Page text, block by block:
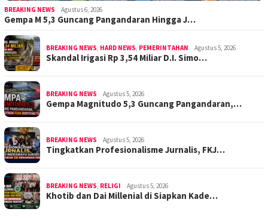
BREAKING NEWS Agustus 6, 2026
Gempa M 5,3 Guncang Pangandaran Hingga J…
BREAKING NEWS HARD NEWS PEMERINTAHAN Agustus 5, 2026
Skandal Irigasi Rp 3,54 Miliar D.I. Simo…
BREAKING NEWS Agustus 5, 2026
Gempa Magnitudo 5,3 Guncang Pangandaran,…
BREAKING NEWS Agustus 5, 2026
Tingkatkan Profesionalisme Jurnalis, FKJ…
BREAKING NEWS RELIGI Agustus 5, 2026
Khotib dan Dai Millenial di Siapkan Kade…